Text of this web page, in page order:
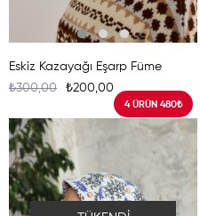
Eskiz Kazayağı Eşarp Füme
₺200,00
₺300,00
4 ÜRÜN 480₺